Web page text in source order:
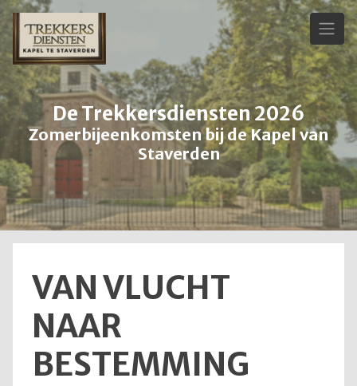
Skip
to
content
De Trekkersdiensten 2026
Zomerbijeenkomsten bij de Kapel van
Staverden
VAN VLUCHT
NAAR
BESTEMMING